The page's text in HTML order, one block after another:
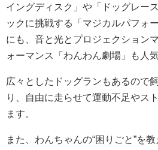
イングディスク」や「ドッグレー
ックに挑戦する「マジカルパフォ
にも、音と光とプロジェクション
ォーマンス「わんわん劇場」も人気
広々としたドッグランもあるので
り、自由に走らせて運動不足やス
ます。
また、わんちゃんの“困りごと”を